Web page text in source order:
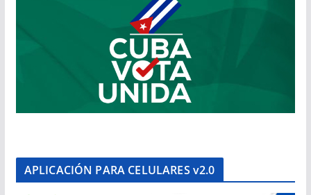
APLICACIÓN PARA CELULARES v2.0